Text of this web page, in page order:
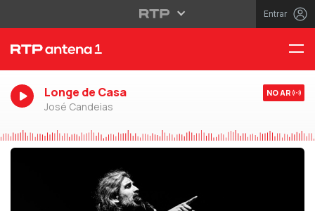
Entrar
Longe de Casa
José Candeias
NO AR